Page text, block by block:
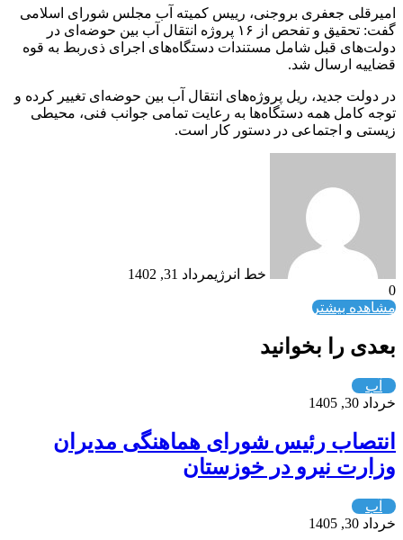
امیرقلی جعفری بروجنی، رییس کمیته آب مجلس شورای اسلامی
گفت: تحقیق و تفحص از ۱۶ پروژه انتقال آب بین حوضه‌ای در
دولت‌های قبل شامل مستندات دستگاه‌های اجرای ذی‌ربط به قوه
قضاییه ارسال شد.
در دولت جدید، ریل پروژه‌های انتقال آب بین حوضه‌‌ای تغییر کرده و
توجه کامل همه دستگاه‌ها به رعایت تمامی جوانب فنی، محیطی
زیستی و اجتماعی در دستور کار است.
خط انرژیمرداد 31, 1402
0
مشاهده بیشتر
بعدی را بخوانید
آب
خرداد 30, 1405
انتصاب رئیس شورای هماهنگی مدیران
وزارت نیرو در خوزستان
آب
خرداد 30, 1405